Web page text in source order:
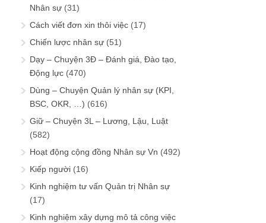
Nhân sự (31)
Cách viết đơn xin thôi việc (17)
Chiến lược nhân sự (51)
Dạy – Chuyện 3Đ – Đánh giá, Đào tạo,
Động lực (470)
Dùng – Chuyện Quản lý nhân sự (KPI,
BSC, OKR, …) (616)
Giữ – Chuyện 3L – Lương, Lậu, Luật
(582)
Hoạt động cộng đồng Nhân sự Vn (492)
Kiếp người (16)
Kinh nghiệm tư vấn Quản trị Nhân sự
(17)
Kinh nghiệm xây dựng mô tả công việc